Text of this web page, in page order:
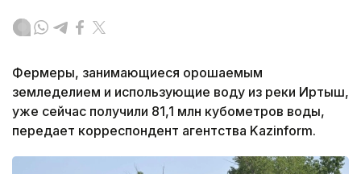
Фермеры, занимающиеся орошаемым
земледелием и использующие воду из реки Иртыш,
уже сейчас получили 81,1 млн кубометров воды,
передает корреспондент агентства Kazinform.